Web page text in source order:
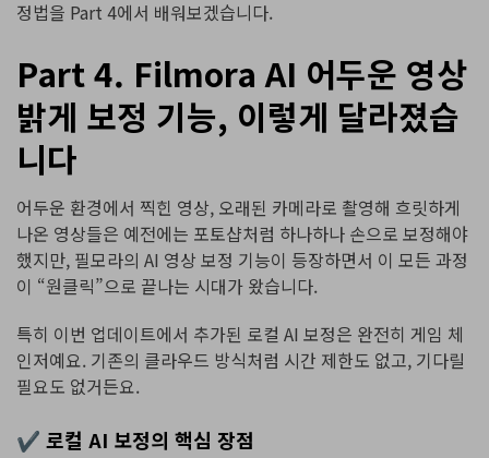
정법을 Part 4에서 배워보겠습니다.
Part 4. Filmora AI 어두운 영상
밝게 보정 기능, 이렇게 달라졌습
니다
어두운 환경에서 찍힌 영상, 오래된 카메라로 촬영해 흐릿하게
나온 영상들은 예전에는 포토샵처럼 하나하나 손으로 보정해야
했지만, 필모라의 AI 영상 보정 기능이 등장하면서 이 모든 과정
이 “원클릭”으로 끝나는 시대가 왔습니다.
특히 이번 업데이트에서 추가된 로컬 AI 보정은 완전히 게임 체
인저예요. 기존의 클라우드 방식처럼 시간 제한도 없고, 기다릴
필요도 없거든요.
✔ 로컬 AI 보정의 핵심 장점